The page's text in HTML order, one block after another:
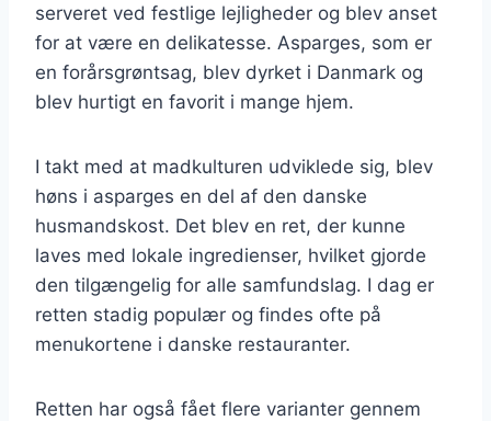
serveret ved festlige lejligheder og blev anset
for at være en delikatesse. Asparges, som er
en forårsgrøntsag, blev dyrket i Danmark og
blev hurtigt en favorit i mange hjem.
I takt med at madkulturen udviklede sig, blev
høns i asparges en del af den danske
husmandskost. Det blev en ret, der kunne
laves med lokale ingredienser, hvilket gjorde
den tilgængelig for alle samfundslag. I dag er
retten stadig populær og findes ofte på
menukortene i danske restauranter.
Retten har også fået flere varianter gennem